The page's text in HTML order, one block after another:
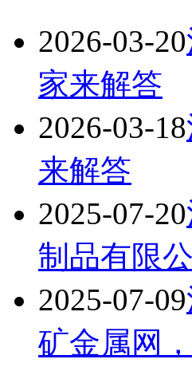
2026-03-20
家来解答
2026-03-18
来解答
2025-07-20
制品有限
2025-07-09
矿金属网